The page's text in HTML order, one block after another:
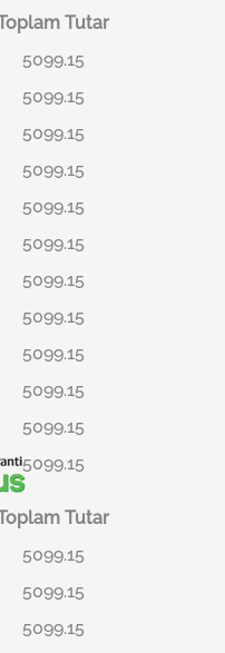
Tutar
5099.15
5099.15
5099.15
5099.15
5099.15
5099.15
5099.15
5099.15
5099.15
5099.15
5099.15
5099.15
Tutar
5099.15
5099.15
5099.15